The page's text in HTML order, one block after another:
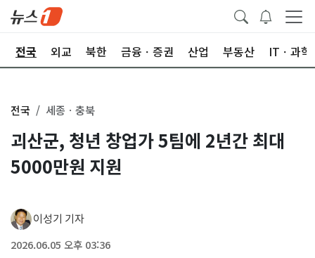
전국 외교 북한 금융ㆍ증권 산업 부동산 ITㆍ과학
전국 세종ㆍ충북
괴산군, 청년 창업가 5팀에 2년간 최대
5000만원 지원
이성기 기자
2026.06.05 오후 03:36